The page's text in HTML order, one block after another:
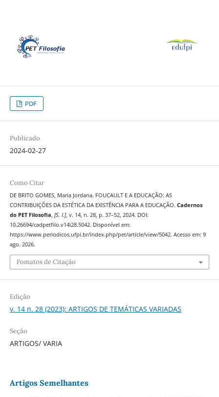
PDF
Publicado
2024-02-27
Como Citar
DE BRITO GOMES, Maria Jordana. FOUCAULT E A EDUCAÇÃO: AS
CONTRIBUIÇÕES DA ESTÉTICA DA EXISTÊNCIA PARA A EDUCAÇÃO. Cadernos
do PET Filosofia, [S. l.], v. 14, n. 28, p. 37–52, 2024. DOI:
10.26694/cadpetfilo.v14i28.5042. Disponível em:
https://www.periodicos.ufpi.br/index.php/pet/article/view/5042. Acesso em: 9
ago. 2026.
Fomatos de Citação
Edição
v. 14 n. 28 (2023): ARTIGOS DE TEMÁTICAS VARIADAS
Seção
ARTIGOS/ VARIA
Artigos Semelhantes